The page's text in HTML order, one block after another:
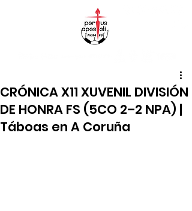
CRÓNICA X11 XUVENIL DIVISIÓN
DE HONRA FS (5CO 2–2 NPA) |
Táboas en A Coruña